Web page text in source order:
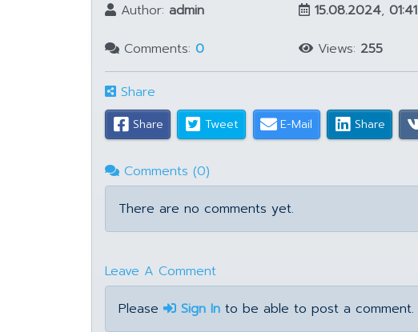
Author: admin 15.08.2024, 01:41
Comments: 0 Views: 255
Share
Share Tweet E-Mail Share
Comments (0)
There are no comments yet.
Leave A Comment
Please
Sign In to be able to post a comment.